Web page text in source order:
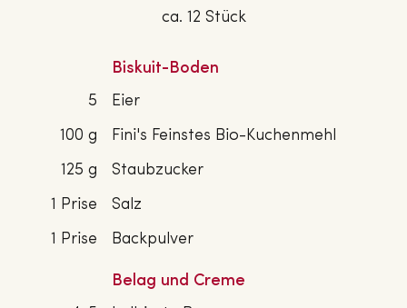
ca. 12 Stück
Biskuit-Boden
5
Eier
100 g
Fini's Feinstes Bio-Kuchenmehl
125 g
Staubzucker
1 Prise
Salz
1 Prise
Backpulver
Belag und Creme